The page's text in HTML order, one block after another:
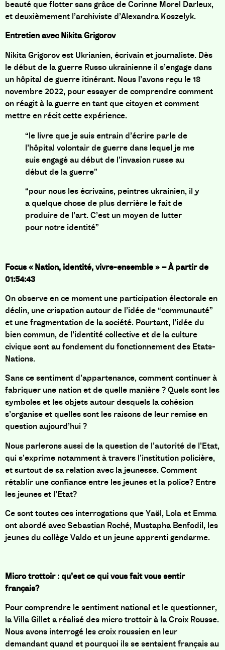
beauté que flotter sans grâce de Corinne Morel Darleux,
et deuxièmement l’archiviste d’Alexandra Koszelyk.
Entretien avec Nikita Grigorov
Nikita Grigorov est Ukrianien, écrivain et journaliste. Dès
le début de la guerre Russo ukrainienne il s’engage dans
un hôpital de guerre itinérant. Nous l’avons reçu le 18
novembre 2022, pour essayer de comprendre comment
on réagit à la guerre en tant que citoyen et comment
mettre en récit cette expérience.
“le livre que je suis entrain d’écrire parle de
l’hôpital volontair de guerre dans lequel je me
suis engagé au début de l’invasion russe au
début de la guerre”
“pour nous les écrivains, peintres ukrainien, il y
a quelque chose de plus derrière le fait de
produire de l’art. C’est un moyen de lutter
pour notre identité”
Focus « Nation, identité, vivre-ensemble » – À partir de
01:54:43
On observe en ce moment une participation électorale en
déclin, une crispation autour de l’idée de “communauté”
et une fragmentation de la société. Pourtant, l’idée du
bien commun, de l’identité collective et de la culture
civique sont au fondement du fonctionnement des Etats-
Nations.
Sans ce sentiment d’appartenance, comment continuer à
fabriquer une nation et de quelle manière ? Quels sont les
symboles et les objets autour desquels la cohésion
s’organise et quelles sont les raisons de leur remise en
question aujourd’hui ?
Nous parlerons aussi de la question de l’autorité de l’Etat,
qui s’exprime notamment à travers l’institution policière,
et surtout de sa relation avec la jeunesse. Comment
rétablir une confiance entre les jeunes et la police? Entre
les jeunes et l’Etat?
Ce sont toutes ces interrogations que Yaël, Lola et Emma
ont abordé avec Sebastian Roché, Mustapha Benfodil, les
jeunes du collège Valdo et un jeune apprenti gendarme.
Micro trottoir : qu’est ce qui vous fait vous sentir
français?
Pour comprendre le sentiment national et le questionner,
la Villa Gillet a réalisé des micro trottoir à la Croix Rousse.
Nous avons interrogé les croix roussien en leur
demandant quand et pourquoi ils se sentaient français au